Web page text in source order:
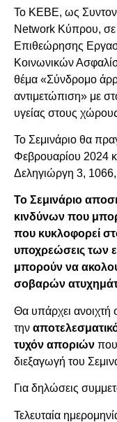
Το KEBE, ως
Network Κύπρου, σε
Επιθεώρησης
Κοινωνικών
θέμα «Σύνδρομο
αντιμετώπιση» με
υγείας στους
Το Σεμινάριο θα
Φεβρουαρίου 2024
Δεληγιώργη 3,
Το Σεμινάριο
κινδύνων που
που κυκλοφορεί
υποχρεώσεις των
μπορούν να
σοβαρών
Θα υπάρχει ανοιχτή
την
τυχόν αποριών
διεξαγωγή του
Για δηλώσεις
Τελευταία